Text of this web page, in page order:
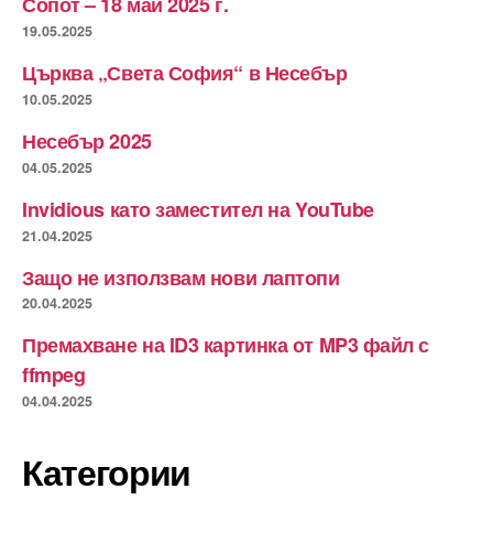
19.05.2025
Църква „Света София“ в Несебър
10.05.2025
Несебър 2025
04.05.2025
Invidious като заместител на YouTube
21.04.2025
Защо не използвам нови лаптопи
20.04.2025
Премахване на ID3 картинка от MP3 файл с
ffmpeg
04.04.2025
Категории